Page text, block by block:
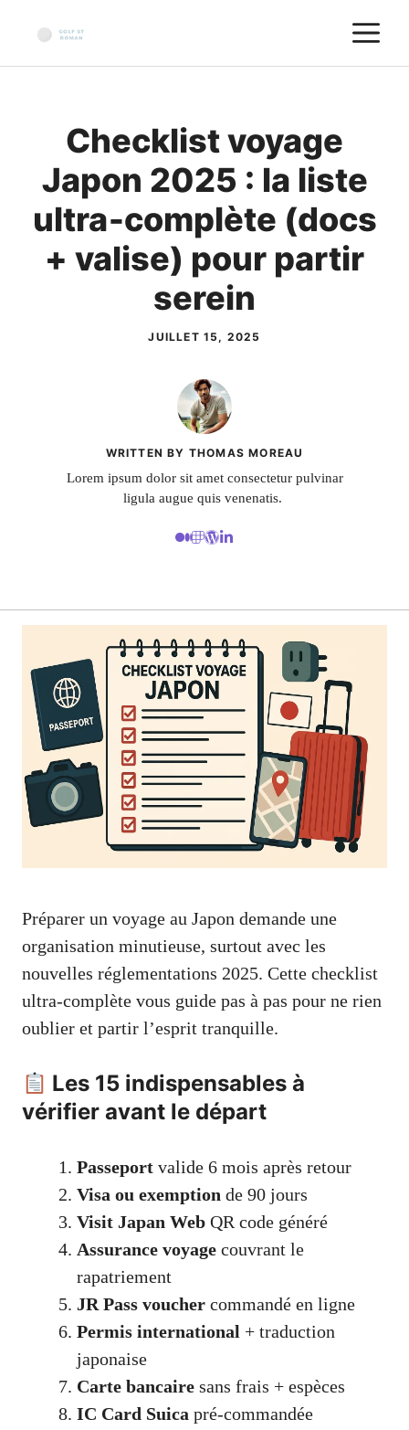
contenu
Checklist voyage
Japon 2025 : la liste
ultra‑complète (docs
+ valise) pour partir
serein
JUILLET 15, 2025
WRITTEN BY THOMAS MOREAU
Lorem ipsum dolor sit amet consectetur pulvinar
ligula augue quis venenatis.
Préparer un voyage au Japon demande une
organisation minutieuse, surtout avec les
nouvelles réglementations 2025. Cette checklist
ultra-complète vous guide pas à pas pour ne rien
oublier et partir l’esprit tranquille.
Les 15 indispensables à
vérifier avant le départ
Passeport valide 6 mois après retour
Visa ou exemption de 90 jours
Visit Japan Web QR code généré
Assurance voyage couvrant le
rapatriement
JR Pass voucher commandé en ligne
Permis international + traduction
japonaise
Carte bancaire sans frais + espèces
IC Card Suica pré-commandée